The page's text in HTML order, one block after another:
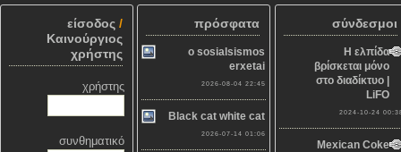
είσοδος/
Καινούργιος
χρήστης
χρήστης
συνθηματικό
πρόσφατα
o sosialsismos
erxetai
2026-08-04 22:45
Black cat white cat
2026-07-14 01:06
σύνδεσμοι
Η ελπίδα
βρίσκεται μόνο
στο διαδίκτυο |
LiFO
2024-10-24
Mexican Coke